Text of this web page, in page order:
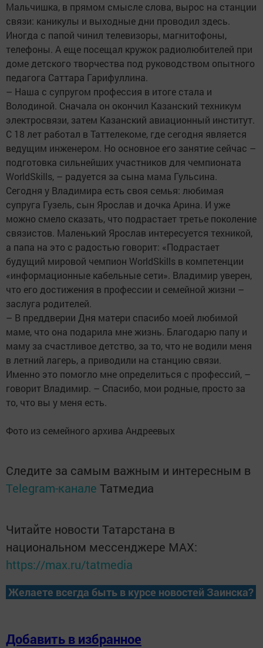
Мальчишка, в прямом смысле слова, вырос на станции
связи: каникулы и выходные дни проводил здесь.
Иногда с папой чинил телевизоры, магнитофоны,
телефоны. А еще посещал кружок радиолюбителей при
доме детского творчества под руководством опытного
педагога Саттара Гарифуллина.
– Наша с супругом профессия в итоге стала и
Володиной. Сначала он окончил Казанский техникум
электросвязи, затем Казанский авиационный институт.
С 18 лет работал в Таттелекоме, где сегодня является
ведущим инженером. Но основное его занятие сейчас –
подготовка сильнейших участников для чемпионата
WorldSkills, – радуется за сына мама Гульсина.
Сегодня у Владимира есть своя семья: любимая
супруга Гузель, сын Ярослав и дочка Арина. И уже
можно смело сказать, что подрастает третье поколение
связистов. Маленький Ярослав интересуется техникой,
а папа на это с радостью говорит: «Подрастает
будущий мировой чемпион WorldSkills в компетенции
«информационные кабельные сети». Владимир уверен,
что его достижения в профессии и семейной жизни –
заслуга родителей.
– В преддверии Дня матери спасибо моей любимой
маме, что она подарила мне жизнь. Благодарю папу и
маму за счастливое детство, за то, что не водили меня
в летний лагерь, а приводили на станцию связи.
Именно это помогло мне определиться с профессий, –
говорит Владимир. – Спасибо, мои родные, просто за
то, что вы у меня есть.
Фото из семейного архива Андреевых
Следите за самым важным и интересным в
Telegram-канале Татмедиа
Читайте новости Татарстана в
национальном мессенджере MАХ:
https://max.ru/tatmedia
Желаете всегда быть в курсе новостей Заинска?
Добавить в избранное